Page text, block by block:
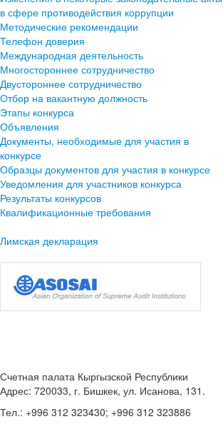
в сфере противодействия коррупции
Методические рекомендации
Телефон доверия
Международная деятельность
Многостороннее сотрудничество
Двустороннее сотрудничество
Отбор на вакантную должность
Этапы конкурса
Объявления
Документы, необходимые для участия в
конкурсе
Образцы документов для участия в конкурсе
Уведомления для участников конкурса
Результаты конкурсов
Квалификационные требования
Лимская декларация
Счетная палата Кыргызской Республики
Адрес: 720033, г. Бишкек, ул. Исанова, 131.
Тел.: +996 312 323430; +996 312 323886